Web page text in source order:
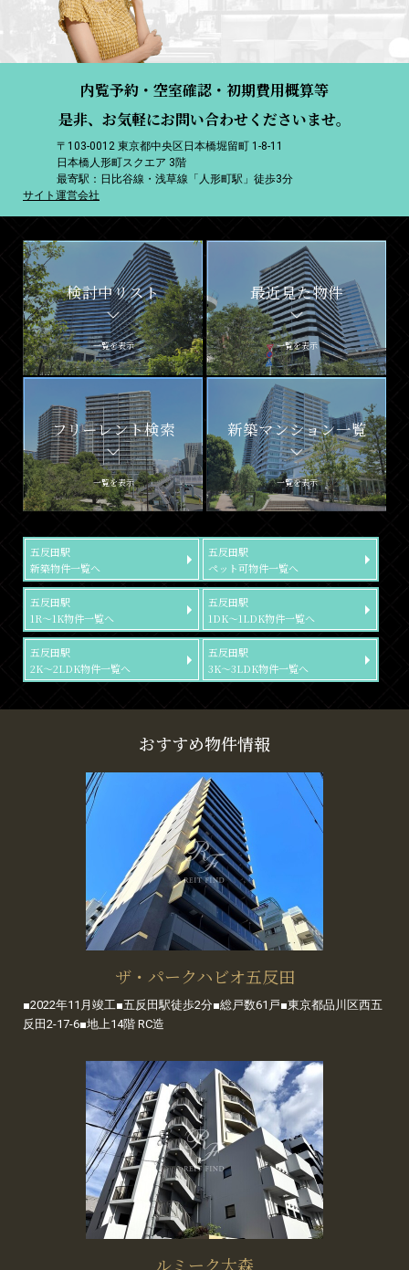
内覧予約・空室確認・初期費用概算等
是非、お気軽にお問い合わせくださいませ。
〒103-0012 東京都中央区日本橋堀留町 1-8-11
日本橋人形町スクエア 3階
最寄駅：日比谷線・浅草線「人形町駅」徒歩3分
サイト運営会社
検討中リスト
一覧を表示
最近見た物件
一覧を表示
フリーレント検索
一覧を表示
新築マンション一覧
一覧を表示
五反田駅
新築物件一覧へ
五反田駅
ペット可物件一覧へ
五反田駅
1R～1K物件一覧へ
五反田駅
1DK～1LDK物件一覧へ
五反田駅
2K～2LDK物件一覧へ
五反田駅
3K～3LDK物件一覧へ
おすすめ物件情報
ザ・パークハビオ五反田
■2022年11月竣工■五反田駅徒歩2分■総戸数61戸■東京都品川区西五
反田2-17-6■地上14階 RC造
ルミーク大森